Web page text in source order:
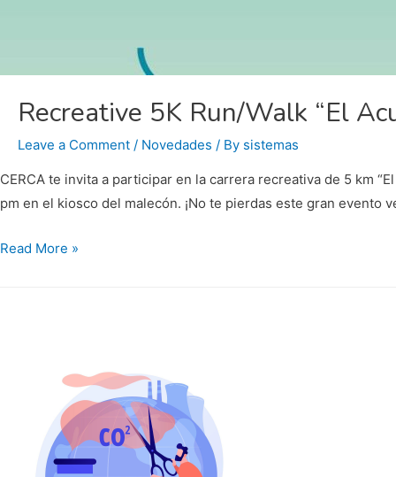
Recreative 5K Run/Walk “El
Leave a Comment / Novedades / By sistemas
CERCA te invita a participar en la carrera recreativa de 5 km
pm en el kiosco del malecón. ¡No te pierdas este gran evento
Recreative
Read More »